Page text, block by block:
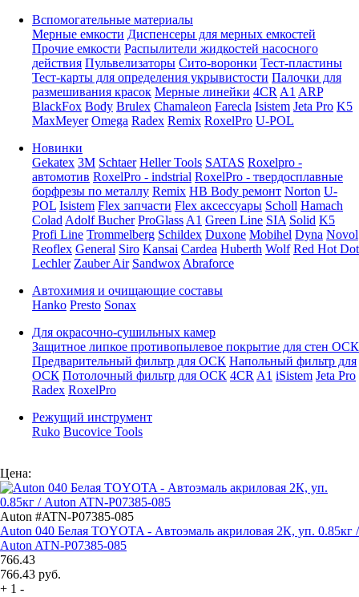
Вспомогательные материалы
Мерные емкости Диспенсеры для мерных емкостей
Прочие емкости Распылители жидкостей насосного
действия Пульвелизаторы Сито-воронки Тест-пластины
Тест-карты для определения укрывистости Палочки для
размешивания красок Мерные линейки 4CR A1 ARP
BlackFox Body Brulex Chamaleon Farecla Isistem Jeta Pro K5
MaxMeyer Omega Radex Remix RoxelPro U-POL
Новинки
Gekatex 3M Schtaer Heller Tools SATAS Roxelpro -
автомотив RoxelPro - indstrial RoxelPro - твердосплавные
борфрезы по металлу Remix HB Body ремонт Norton U-
POL Isistem Flex запчасти Flex аксессуары Scholl Hamach
Colad Adolf Bucher ProGlass A1 Green Line SIA Solid K5
Profi Line Trommelberg Schildex Duxone Mobihel Dyna Novol
Reoflex General Siro Kansai Cardea Huberth Wolf Red Hot Dot
Lechler Zauber Air Sandwox Abraforce
Автохимия и очищающие составы
Hanko Presto Sonax
Для окрасочно-сушильных камер
Защитное липкое противопылевое покрытие для стен ОСК
Предварительный фильтр для ОСК Напольный фильтр для
ОСК Потолочный фильтр для ОСК 4CR A1 iSistem Jeta Pro
Radex RoxelPro
Режущий инструмент
Ruko Bucovice Tools
Цена:
Auton #ATN-P07385-085
Auton 040 Белая TOYOTA - Автоэмаль акриловая 2К, уп. 0.85кг /
Auton ATN-P07385-085
766.43
766.43 руб.
+ 1 -